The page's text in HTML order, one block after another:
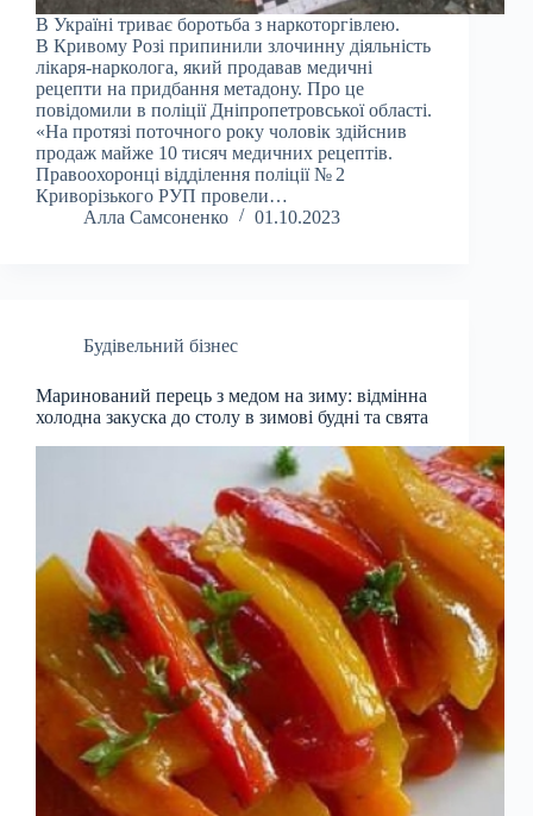
В Україні триває боротьба з наркоторгівлею.
В Кривому Розі припинили злочинну діяльність
лікаря-нарколога, який продавав медичні
рецепти на придбання метадону. Про це
повідомили в поліції Дніпропетровської області.
«На протязі поточного року чоловік здійснив
продаж майже 10 тисяч медичних рецептів.
Правоохоронці відділення поліції № 2
Криворізького РУП провели…
Алла Самсоненко
01.10.2023
Будівельний бізнес
Маринований перець з медом на зиму: відмінна
холодна закуска до столу в зимові будні та свята